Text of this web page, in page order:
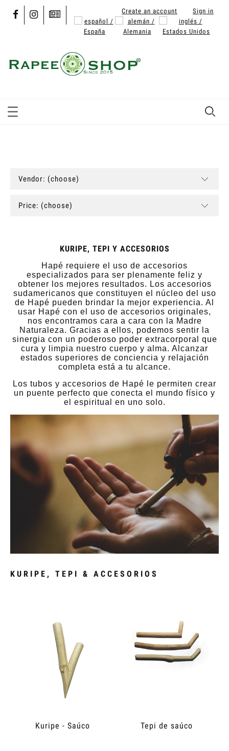
Create an account Sign in
Vendor: (choose)
Price: (choose)
KURIPE, TEPI Y ACCESORIOS
Hapé requiere el uso de accesorios
especializados para ser plenamente feliz y
obtener los mejores resultados. Los accesorios
sudamericanos que constituyen el núcleo del uso
de Hapé pueden brindar la mejor experiencia. Al
usar Hapé con el uso de accesorios originales,
nos encontramos cara a cara con la Madre
Naturaleza. Gracias a ellos, podemos sentir la
sinergia con un poderoso poder extracorporal que
cura y limpia nuestro cuerpo y alma. Alcanzar
estados superiores de conciencia y relajación
completa está a tu alcance.
Los tubos y accesorios de Hapé le permiten crear
un puente perfecto que conecta el mundo físico y
el espiritual en uno solo.
KURIPE, TEPI & ACCESORIOS
Kuripe - Saúco Tepi de saúco